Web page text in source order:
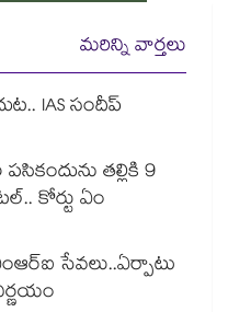
మరిన్ని వార్తలు
IAS సందీప్
తల్లికి 9
కోర్టు ఏం
సేవలు..ఏర్పాటు